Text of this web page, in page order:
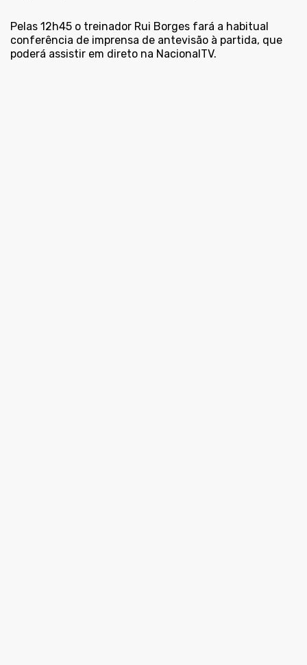
Pelas 12h45 o treinador Rui Borges fará a habitual
conferência de imprensa de antevisão à partida, que
poderá assistir em direto na NacionalTV.